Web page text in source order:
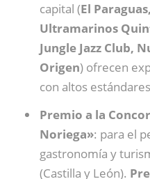
capital (El
Ultramarinos
Jungle Jazz Club,
Origen) ofrecen
con altos
Premio a la
Noriega»: para el
gastronomía y
(Castilla y León).